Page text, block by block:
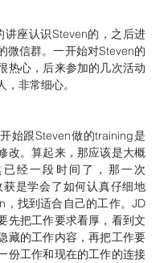
讲座认识Steven的，之后进
微信群。一开始对Steven的
热心，后来参加的几次活动
非常细心。
始跟Steven做的training是
改。算起来，那应该是大概
经一段时间了，那一次
是学会了如何认真仔细地
找到适合自己的工作。JD
先把工作要求看厚，看到文
藏的工作内容，再把工作要
份工作和现在的工作的连接